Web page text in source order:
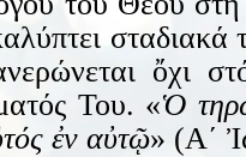
ὄχι
Του. «Ὁ
ἐν αὐτῷ» (Α΄